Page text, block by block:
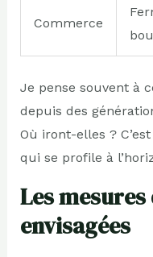
Commerce
Je pense souvent à
depuis des
Où iront-elles ?
qui se profile à
Les
envisagées